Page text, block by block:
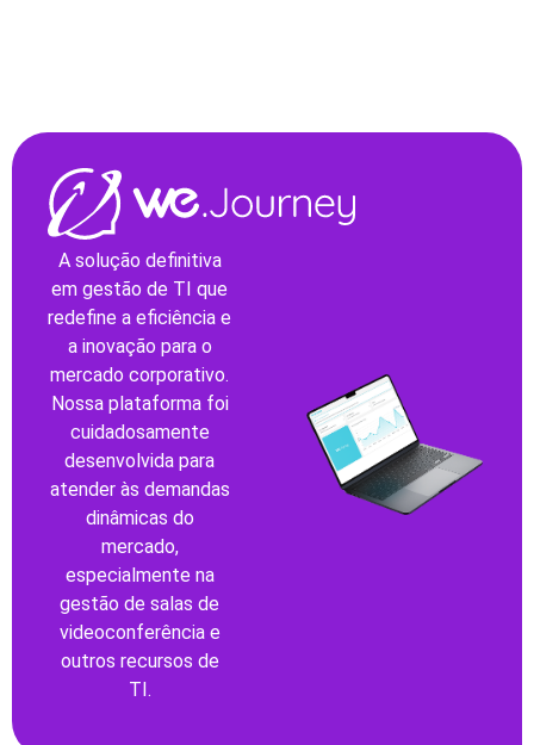
A solução definitiva
em gestão de TI que
redefine a eficiência e
a inovação para o
mercado corporativo.
Nossa plataforma foi
cuidadosamente
desenvolvida para
atender às demandas
dinâmicas do
mercado,
especialmente na
gestão de salas de
videoconferência e
outros recursos de
TI.